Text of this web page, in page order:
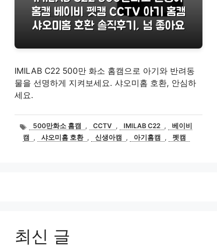
IMILAB C22 500만 화소 홈캠으로 아기와 반려동
물을 선명하게 지켜보세요. 샤오미홈 호환, 안심하
세요.
태
그
500만화소 홈캠 , CCTV , IMILAB C22 ,
베이비
캠
, 샤오미홈 호환 , 신생아캠 , 아기홈캠 , 펫캠
최신 글